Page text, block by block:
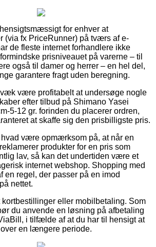
for enhver at
(via fx PriceRunner) på tværs af e-
de fleste internet forhandlere ikke
prisniveauet på varerne – til
også til damer og herrer – en hel del,
garantere fragt uden beregning.
være profitabelt at undersøge nogle
efter tilbud på Shimano Yasei
5-12 gr. forinden du placerer ordren,
at skaffe sig den prisbilligste pris.
være opmærksom på, at når en
produkter for en pris som
lav, så kan det undertiden være et
internet webshop. Shopping med
en regel, der passer på en imod
nettet.
eller mobilbetaling. Som
du anvende en løsning på afbetaling
i tilfælde af at du har til hensigt at
en længere periode.